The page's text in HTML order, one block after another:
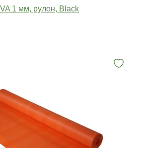
1 мм, рулон, Black